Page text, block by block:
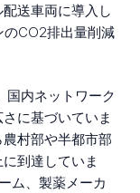
送車両に導入し
のCO2排出量削減
国内ネットワーク
に基づいていま
村部や半都市部
到達していま
ム、製薬メーカ